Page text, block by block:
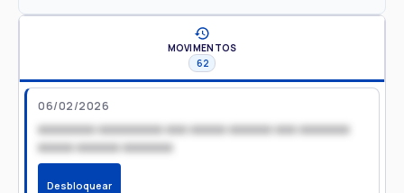
MOVIMENTOS
62
06/02/2026
xxxxxxxx xxxxxxxxx xxx xxxxx xxxxxx xxx xxxxxxx
xxxxx xxxxxx xxxxxxx
Desbloquear